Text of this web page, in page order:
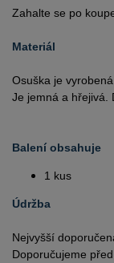
Zahalte se po
Materiál
Osuška je
Je jemná a hřejivá.
Balení obsahuje
1 kus
Údržba
Nejvyšší
Doporučujeme